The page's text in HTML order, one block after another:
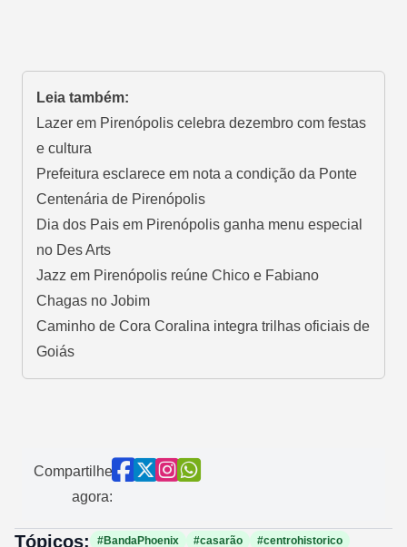
Leia também:
Lazer em Pirenópolis celebra dezembro com festas
e cultura
Prefeitura esclarece em nota a condição da Ponte
Centenária de Pirenópolis
Dia dos Pais em Pirenópolis ganha menu especial
no Des Arts
Jazz em Pirenópolis reúne Chico e Fabiano
Chagas no Jobim
Caminho de Cora Coralina integra trilhas oficiais de
Goiás
Compartilhe
agora:
Tópicos: #BandaPhoenix #casarão #centrohistorico